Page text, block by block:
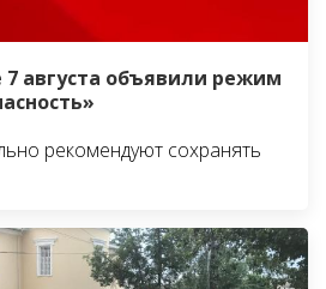
августа объявили режим
рекомендуют сохранять